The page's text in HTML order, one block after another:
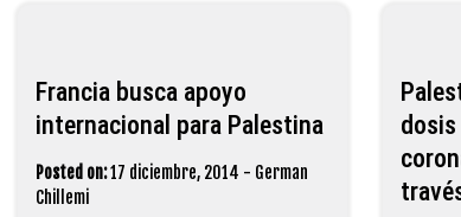
Francia busca apoyo
internacional para Palestina
Posted on:17 diciembre, 2014 - German
Chillemi
dosis